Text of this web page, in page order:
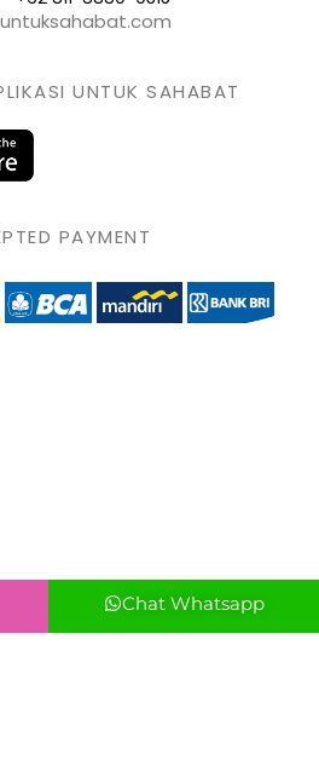
UNTUK SAHABAT
PAYMENT
Chat Whatsapp